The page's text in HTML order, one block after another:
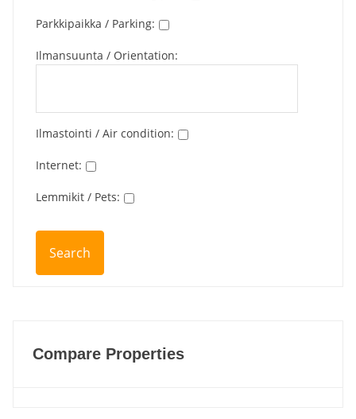
Parkkipaikka / Parking:
Ilmansuunta / Orientation:
Ilmastointi / Air condition:
Internet:
Lemmikit / Pets:
Compare Properties